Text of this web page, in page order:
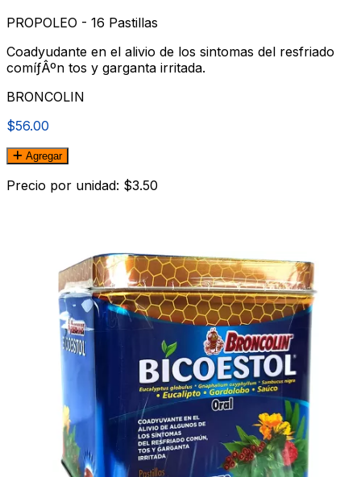
PROPOLEO - 16 Pastillas
Coadyudante en el alivio de los sintomas del resfriado
comíƒÂºn tos y garganta irritada.
BRONCOLIN
$56.00
Agregar
Precio por unidad: $3.50